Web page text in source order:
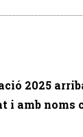
2025
i amb noms